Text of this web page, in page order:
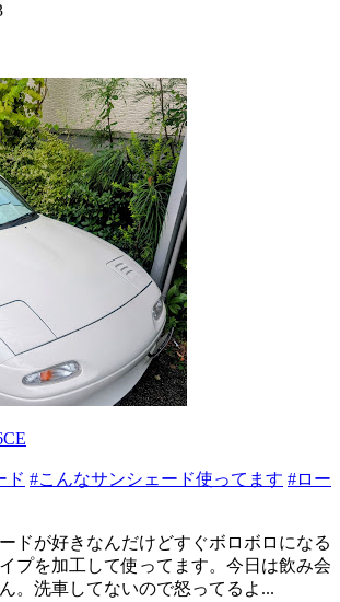
ド #こんなサンシェード使ってます #ロー
ドが好きなんだけどすぐボロボロになる
プを加工して使ってます。今日は飲み会
。洗車してないので怒ってるよ...